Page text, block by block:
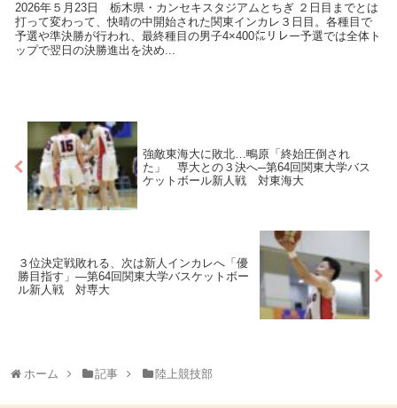
2026年５月23日 栃木県・カンセキスタジアムとちぎ ２日目までとは
打って変わって、快晴の中開始された関東インカレ３日目。各種目で
予選や準決勝が行われ、最終種目の男子4×400㍍リレー予選では全体ト
ップで翌日の決勝進出を決め...
強敵東海大に敗北…鴫原「終始圧倒され
た」 専大との３決へ─第64回関東大学バス
ケットボール新人戦 対東海大
３位決定戦敗れる、次は新人インカレへ「優
勝目指す」―第64回関東大学バスケットボー
ル新人戦 対専大
ホーム 記事 陸上競技部